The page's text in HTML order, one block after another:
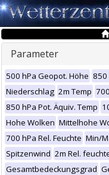
Parameter
500 hPa Geopot. Höhe 850
Niederschlag 2m Temp
850 hPa Pot. Äquiv. Temp
Hohe Wolken Mittelhohe
700 hPa Rel. Feuchte Min/
Spitzenwind 2m Rel.
Gesamtbedeckungsgrad